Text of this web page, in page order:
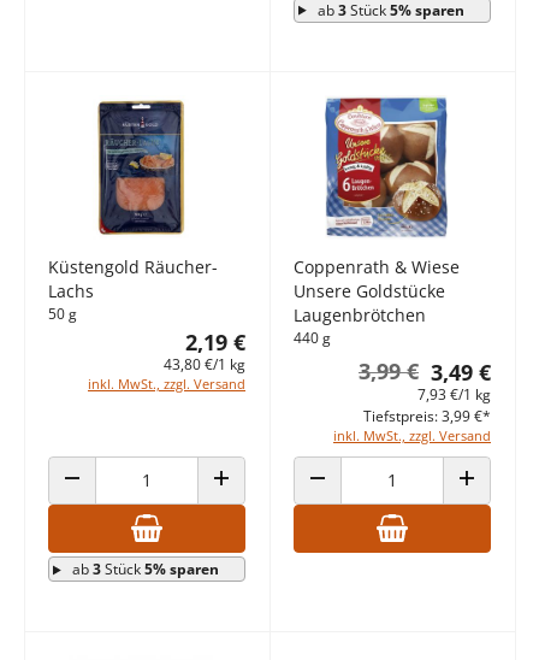
ab3Stück5% sparen
Küstengold Räucher-
Lachs
50 g
2,19 €
43,80 €/1 kg
inkl. MwSt., zzgl. Versand
ANZAHL VERRINGERN ANZAHL ERHÖHEN
ab3Stück5% sparen
Coppenrath & Wiese
Unsere Goldstücke
Laugenbrötchen
440 g
3,49 €
3,99 €
7,93 €/1 kg
inkl. MwSt., zzgl. Versand
Tiefstpreis: 3,99 €*
ANZAHL VERRINGERN ANZAHL